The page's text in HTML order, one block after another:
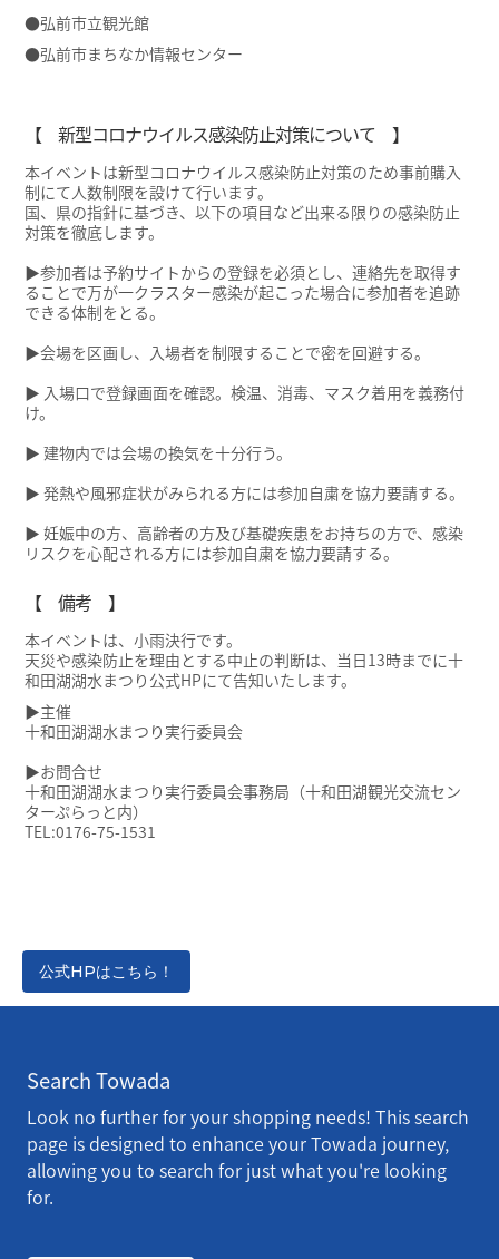
●弘前市立観光館
●弘前市まちなか情報センター
【 新型コロナウイルス感染防止対策について 】
本イベントは新型コロナウイルス感染防止対策のため事前購入
制にて人数制限を設けて行います。
国、県の指針に基づき、以下の項目など出来る限りの感染防止
対策を徹底します。
▶参加者は予約サイトからの登録を必須とし、連絡先を取得す
ることで万が一クラスター感染が起こった場合に参加者を追跡
できる体制をとる。
▶会場を区画し、入場者を制限することで密を回避する。
▶ 入場口で登録画面を確認。検温、消毒、マスク着用を義務付
け。
▶ 建物内では会場の換気を十分行う。
▶ 発熱や風邪症状がみられる方には参加自粛を協力要請する。
▶ 妊娠中の方、高齢者の方及び基礎疾患をお持ちの方で、感染
リスクを心配される方には参加自粛を協力要請する。
【 備考 】
本イベントは、小雨決行です。
天災や感染防止を理由とする中止の判断は、当日13時までに十
和田湖湖水まつり公式HPにて告知いたします。
▶主催
十和田湖湖水まつり実行委員会
▶お問合せ
十和田湖湖水まつり実行委員会事務局（十和田湖観光交流セン
ターぷらっと内）
TEL:0176-75-1531
公式HPはこちら！
Search Towada
Look no further for your shopping needs! This search
page is designed to enhance your Towada journey,
allowing you to search for just what you're looking
for.